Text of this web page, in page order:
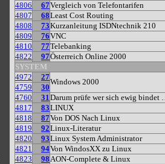
4806
67Vergleich von Telefontarifen
4807
68Least Cost Routing
4808
73Kurzanleitung ISDNtechnik 210
4809
76VNC
4810
77Telebanking
4822
97Österreich Online 2000
SYSTEM
4972
27
Windows 2000
4759
30
4760
31Darum prüfe wer sich ewig bindet
4817
83LINUX
4818
87Von DOS Nach Linux
4819
92Linux-Literatur
4820
93Linux System Administrator
4821
94Von WindosXX zu Linux
4823
98AON-Complete & Linux